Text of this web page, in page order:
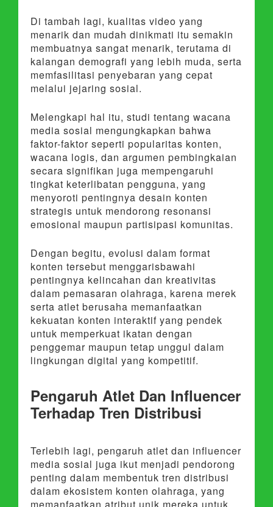
Di tambah lagi, kualitas video yang
menarik dan mudah dinikmati itu semakin
membuatnya sangat menarik, terutama di
kalangan demografi yang lebih muda, serta
memfasilitasi penyebaran yang cepat
melalui jejaring sosial.
Melengkapi hal itu, studi tentang wacana
media sosial mengungkapkan bahwa
faktor-faktor seperti popularitas konten,
wacana logis, dan argumen pembingkaian
secara signifikan juga mempengaruhi
tingkat keterlibatan pengguna, yang
menyoroti pentingnya desain konten
strategis untuk mendorong resonansi
emosional maupun partisipasi komunitas.
Dengan begitu, evolusi dalam format
konten tersebut menggarisbawahi
pentingnya kelincahan dan kreativitas
dalam pemasaran olahraga, karena merek
serta atlet berusaha memanfaatkan
kekuatan konten interaktif yang pendek
untuk memperkuat ikatan dengan
penggemar maupun tetap unggul dalam
lingkungan digital yang kompetitif.
Pengaruh Atlet Dan Influencer
Terhadap Tren Distribusi
Terlebih lagi, pengaruh atlet dan influencer
media sosial juga ikut menjadi pendorong
penting dalam membentuk tren distribusi
dalam ekosistem konten olahraga, yang